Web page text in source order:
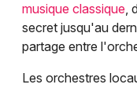
musique classique,
secret jusqu'au
partage entre
Les orchestres